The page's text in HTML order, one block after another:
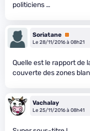
politiciens …
Soriatane Premium
Le 28/11/2016 à 08h21
Quelle est le rapport de
couverte des zones
Vachalay
Le 25/11/2016 à 08h41